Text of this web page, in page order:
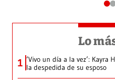
Lo
1 ‘Vivo un día a la vez’:
la despedida de su esposo